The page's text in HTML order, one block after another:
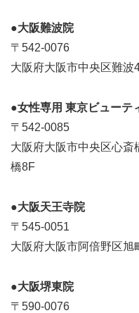
●大阪難波院
〒542-0076
大阪府大阪市中央区難
●女性専用 東京ビューテ
〒542-0085
大阪府大阪市中央区心
橋8F
●大阪天王寺院
〒545-0051
大阪府大阪市阿倍野区
●大阪堺東院
〒590-0076